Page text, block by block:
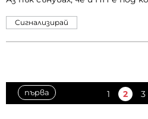
Сигнализирай
първа 1 2 3